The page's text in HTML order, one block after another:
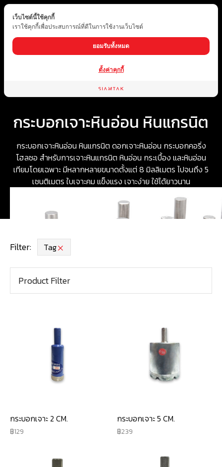
ประเภทสินค้า วัสดุและอุปกรณ์ช่าง
กระบอกเจาะหินอ่อน หินแกรนิต
กระบอกเจาะหินอ่อน หินแกรนิต ดอกเจาะหินอ่อน กระบอกคอริ่ง
โฮลซอ สำหรับการเจาะหินแกรนิต หินอ่อน กระเบื้อง และหินอ่อน
เทียมโดยเฉพาะ มีหลากหลายขนาดตั้งแต่ 8 มิลลิเมตร ไปจนถึง 5
เซนติเมตร ใบเจาะคม แข็งแรง เจาะง่าย ใช้ได้ยาวนาน
Filter: Tag
Product Filter
กระบอกเจาะ 2 CM.
129
กระบอกเจาะ 5 CM.
239
เว็บไซต์นี้ใช้คุกกี้
เราใช้คุกกี้เพื่อประสบการณ์ที่ดีในการใช้งานเว็บไซต์
ยอมรับทั้งหมด
ตั้งค่าคุกกี้